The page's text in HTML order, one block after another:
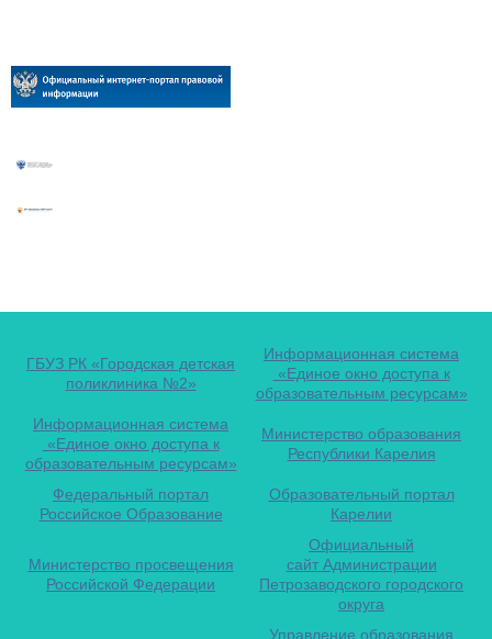
ГБУЗ РК «Городская детская
поликлиника №2»
Информационная система
«Единое окно доступа к
образовательным ресурсам»
Информационная система
«Единое окно доступа к
образовательным ресурсам»
Министерство образования
Республики Карелия
Федеральный портал
Российское Образование
Образовательный портал
Карелии
Министерство просвещения
Российской Федерации
Официальный
сайт Администрации
Петрозаводского городского
округа
Управление образования